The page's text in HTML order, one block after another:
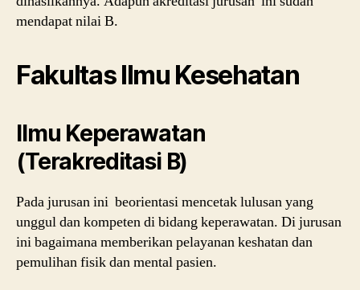
mendapat nilai B.
Fakultas Ilmu Kesehatan
Ilmu Keperawatan
(Terakreditasi B)
Pada jurusan ini beorientasi mencetak lulusan yang
unggul dan kompeten di bidang keperawatan. Di jurusan
ini bagaimana memberikan pelayanan keshatan dan
pemulihan fisik dan mental pasien.